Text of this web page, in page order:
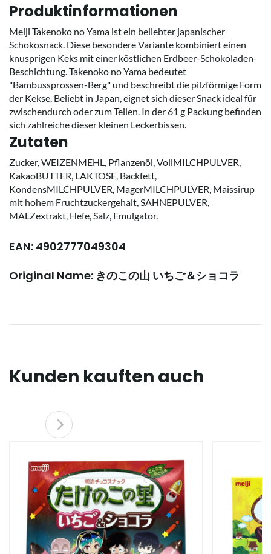
Produktinformationen
Meiji Takenoko no Yama ist ein beliebter japanischer
Schokosnack. Diese besondere Variante kombiniert einen
knusprigen Keks mit einer köstlichen Erdbeer-Schokoladen-
Beschichtung. Takenoko no Yama bedeutet
"Bambussprossen-Berg" und beschreibt die pilzförmige Form
der Kekse. Beliebt in Japan, eignet sich dieser Snack ideal für
zwischendurch oder zum Teilen. In der 61 g Packung befinden
sich zahlreiche dieser kleinen Leckerbissen.
Zutaten
Zucker, WEIZENMEHL, Pflanzenöl, VollMILCHPULVER,
KakaoBUTTER, LAKTOSE, Backfett,
KondensMILCHPULVER, MagerMILCHPULVER, Maissirup
mit hohem Fruchtzuckergehalt, SAHNEPULVER,
MALZextrakt, Hefe, Salz, Emulgator.
EAN: 4902777049304
Original Name: きのこの山 いちご＆ショコラ
Kunden kauften auch